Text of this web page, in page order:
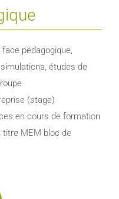
pédagogique,
études de
(stage)
en cours de formation
titre MEM bloc de